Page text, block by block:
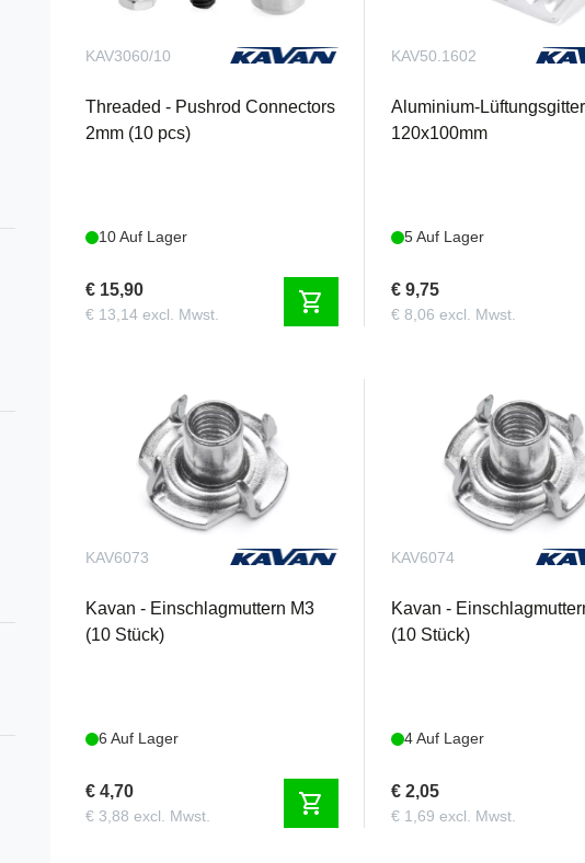
KAV3060/10
Threaded - Pushrod Connectors
2mm (10 pcs)
10 Auf Lager
€ 15,90
€ 13,14 excl. Mwst. shopping_cart
KAV50.1602
Aluminium-Lüftungsgitter
120x100mm
5 Auf Lager
€ 9,75
€ 8,06 excl. Mwst.
KAV6073
Kavan - Einschlagmuttern M3
(10 Stück)
6 Auf Lager
€ 4,70
€ 3,88 excl. Mwst. shopping_cart
KAV6074
Kavan -
(10 Stück)
4 Auf Lager
€ 2,05
€ 1,69 excl. Mwst.